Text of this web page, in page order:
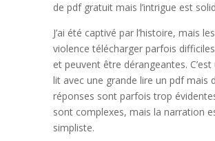
de pdf gratuit mais l’intrigue est
J’ai été captivé par l’histoire, mais
violence télécharger parfois
et peuvent être dérangeantes.
lit avec une grande lire un pdf mais
réponses sont parfois trop
sont complexes, mais la narration
simpliste.